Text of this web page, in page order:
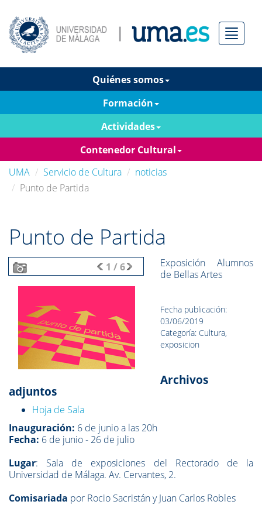
Menú
Quiénes somos
Formación
Actividades
Contenedor Cultural
UMA
Servicio de Cultura
noticias
Punto de Partida
Punto de Partida
1 / 6
Exposición Alumnos
de Bellas Artes
Fecha publicación:
03/06/2019
Categoría: Cultura,
exposicion
Archivos
adjuntos
Hoja de Sala
Inauguración: 6 de junio a las 20h
Fecha: 6 de junio - 26 de julio
Lugar: Sala de exposiciones del Rectorado de la
Universidad de Málaga. Av. Cervantes, 2.
Comisariada por Rocio Sacristán y Juan Carlos Robles